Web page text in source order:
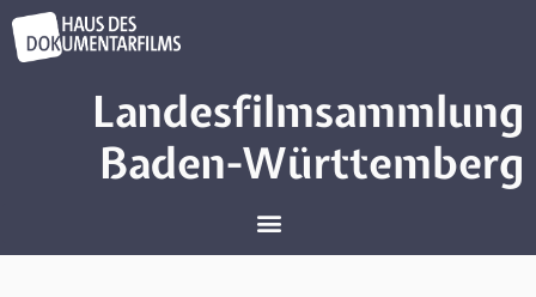
Landesfilmsammlung
Baden-Württemberg